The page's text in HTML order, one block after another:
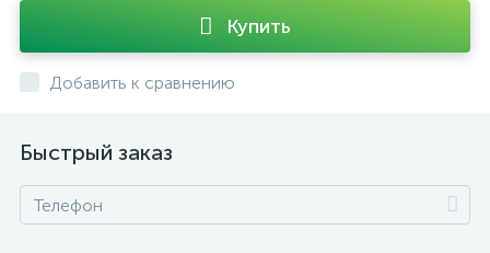
Купить
Добавить к сравнению
Быстрый заказ